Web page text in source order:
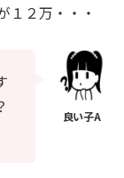
１２万・・・